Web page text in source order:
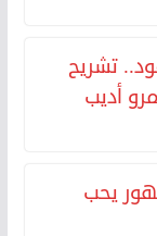
تشريح
أديب
يحب